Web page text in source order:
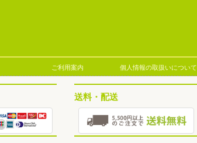
ご利用案内 個人情報の取扱いについて
送料・配送